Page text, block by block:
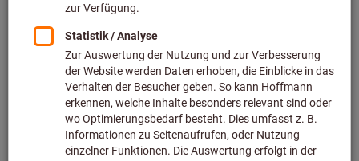
Bild zum Vergrößern anklicken